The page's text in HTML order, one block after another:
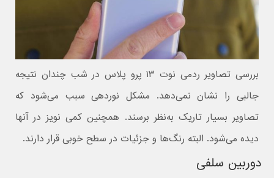
بررسی تصاویر ردمی نوت ۱۳ پرو پلاس در شب چندان نتیجه
جالبی را نشان نمی‌دهد. مشکل نوردهی سبب می‌شود که
تصاویر بسیار تاریک به‌نظر برسند. همچنین کمی نویز در آنها
دیده می‌شود. البته رنگ‌ها و جزئیات در سطح خوبی قرار دارند.
دوربین سلفی